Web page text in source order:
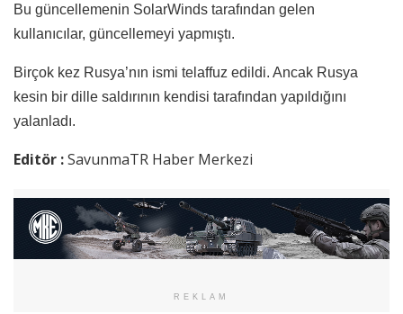
Bu güncellemenin SolarWinds tarafından gelen
kullanıcılar, güncellemeyi yapmıştı.
Birçok kez Rusya’nın ismi telaffuz edildi. Ancak Rusya
kesin bir dille saldırının kendisi tarafından yapıldığını
yalanladı.
Editör :SavunmaTR Haber Merkezi
REKLAM